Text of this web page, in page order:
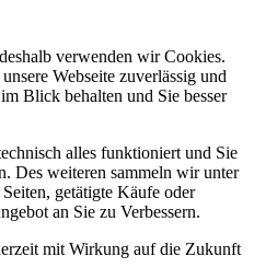
verwenden wir Cookies.
Webseite zuverlässig und
Blick behalten und Sie besser
alles funktioniert und Sie
Des weiteren sammeln wir unter
getätigte Käufe oder
an Sie zu Verbessern.
mit Wirkung auf die Zukunft